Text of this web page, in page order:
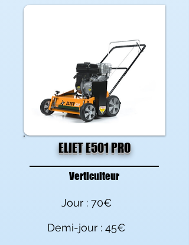
ELIET E501 PRO
Verticulteur
Jour : 70€
Demi-jour : 45€